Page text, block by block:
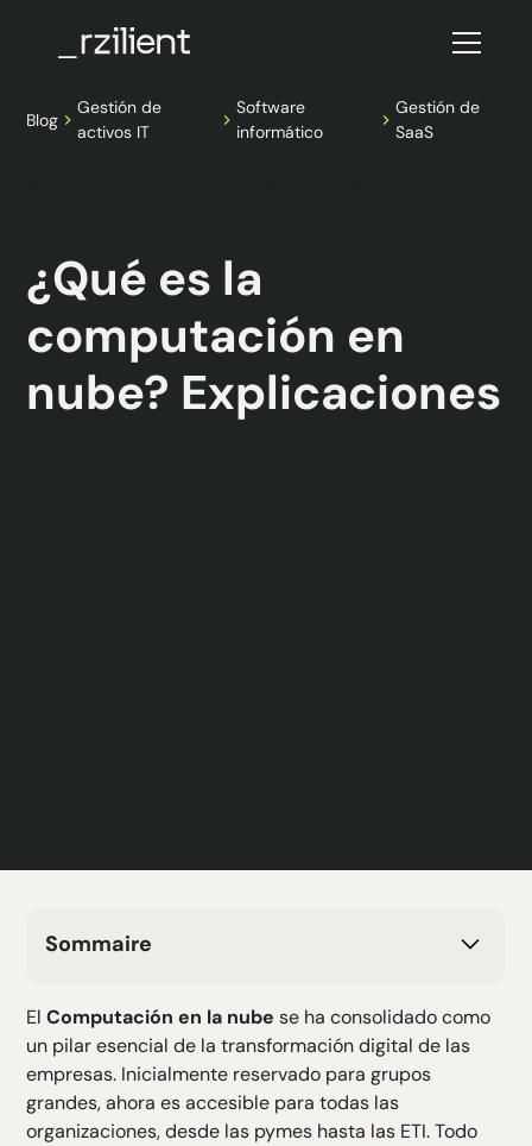
Blog
Gestión de
activos IT
Software
informático
Gestión de
SaaS
¿Qué es la
computación en
nube? Explicaciones
Sommaire
H3 Texte
H4 Texte
H5 Texte
H6 Texte
ElComputación en la nube se ha consolidado como
un pilar esencial de la transformación digital de las
empresas. Inicialmente reservado para grupos
grandes, ahora es accesible para todas las
organizaciones, desde las pymes hasta las ETI. Todo